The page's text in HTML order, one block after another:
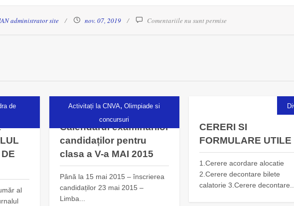
administrator site nov. 07, 2019 Comentariile nu sunt permise
de
al
Activitați la CNVA,Olimpiade si
concursuri
Calendarul examinărilor
candidaților pentru
clasa a V-a MAI 2015
Până la 15 mai 2015 – înscrierea
candidaților 23 mai 2015 –
Limba...
CERERI SI
FORMULARE UTILE
1.Cerere acordare alocatie
2.Cerere decontare bilete
calatorie 3.Cerere decontare...